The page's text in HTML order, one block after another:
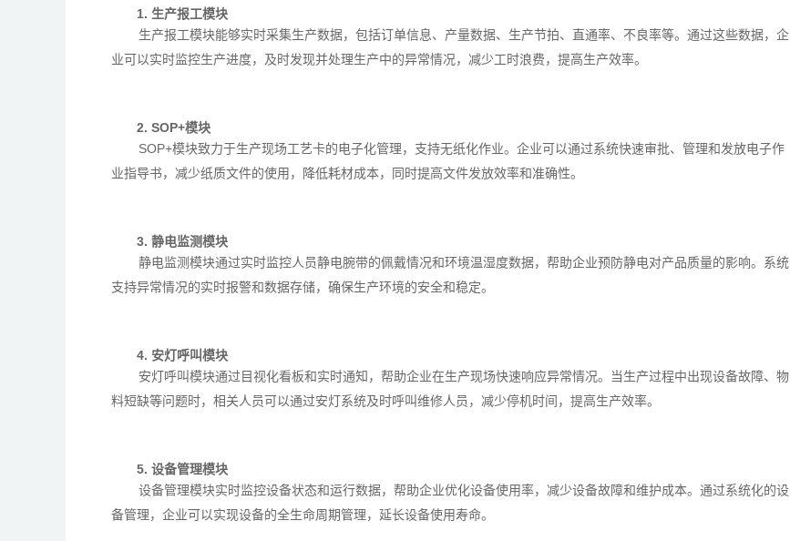
1. 生产报工模块
生产报工模块能够实时采集生产数据，包括订单信息、产量数据、生产节拍、直通率、不良率等。通过这些数据，企
业可以实时监控生产进度，及时发现并处理生产中的异常情况，减少工时浪费，提高生产效率。
2. SOP+模块
SOP+模块致力于生产现场工艺卡的电子化管理，支持无纸化作业。企业可以通过系统快速审批、管理和发放电子作
业指导书，减少纸质文件的使用，降低耗材成本，同时提高文件发放效率和准确性。
3. 静电监测模块
静电监测模块通过实时监控人员静电腕带的佩戴情况和环境温湿度数据，帮助企业预防静电对产品质量的影响。系统
支持异常情况的实时报警和数据存储，确保生产环境的安全和稳定。
4. 安灯呼叫模块
安灯呼叫模块通过目视化看板和实时通知，帮助企业在生产现场快速响应异常情况。当生产过程中出现设备故障、物
料短缺等问题时，相关人员可以通过安灯系统及时呼叫维修人员，减少停机时间，提高生产效率。
5. 设备管理模块
设备管理模块实时监控设备状态和运行数据，帮助企业优化设备使用率，减少设备故障和维护成本。通过系统化的设
备管理，企业可以实现设备的全生命周期管理，延长设备使用寿命。